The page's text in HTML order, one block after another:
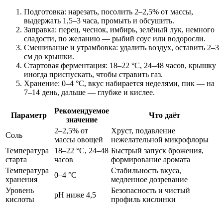
Подготовка: нарезать, посолить 2–2,5% от массы,
выдержать 1,5–3 часа, промыть и обсушить.
Заправка: перец, чеснок, имбирь, зелёный лук, немного
сладости, по желанию — рыбий соус или водоросли.
Смешивание и утрамбовка: удалить воздух, оставить 2–3
см до крышки.
Стартовая ферментация: 18–22 °C, 24–48 часов, крышку
иногда приспускать, чтобы стравить газ.
Хранение: 0–4 °C, вкус набирается неделями, пик — на
7–14 день, дальше — глубже и кислее.
Параметр
Рекомендуемое
значение
Что даёт
Соль
2–2,5% от
массы овощей
Хруст, подавление
нежелательной микрофлоры
Температура
старта
18–22 °C, 24–48
часов
Быстрый запуск брожения,
формирование аромата
Температура
хранения
0–4 °C
Стабильность вкуса,
медленное дозревание
Уровень
кислоты
pH ниже 4,5
Безопасность и чистый
профиль кислинки